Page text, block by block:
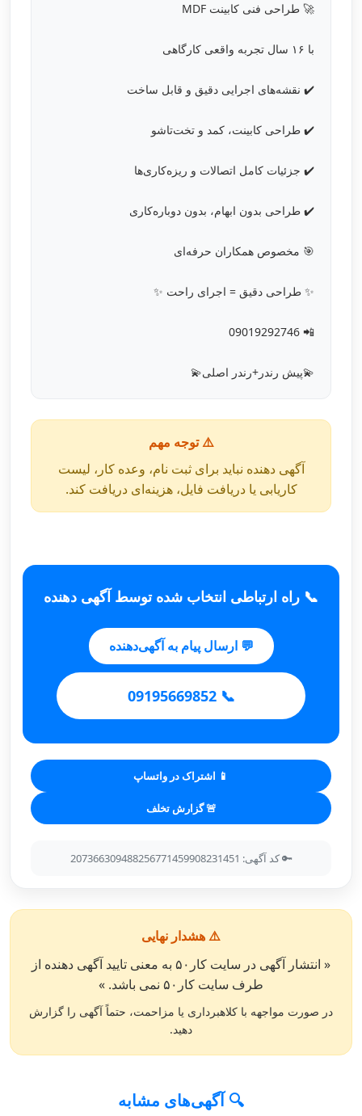
🚀 طراحی فنی کابینت MDF
با ۱۶ سال تجربه واقعی کارگاهی
✔️ نقشه‌های اجرایی دقیق و قابل ساخت
✔️ طراحی کابینت، کمد و تخت‌تاشو
✔️ جزئیات کامل اتصالات و ریزه‌کاری‌ها
✔️ طراحی بدون ابهام، بدون دوباره‌کاری
🎯 مخصوص همکاران حرفه‌ای
✨ طراحی دقیق = اجرای راحت ✨
📲 09019292746
💫پیش رندر+رندر اصلی💫
⚠️ توجه مهم
آگهی دهنده نباید برای ثبت نام، وعده کار، لیست
کاریابی یا دریافت فایل، هزینه‌ای دریافت کند.
📞 راه ارتباطی انتخاب شده توسط آگهی دهنده
💬 ارسال پیام به آگهی‌دهنده
📞 09195669852
📱 اشتراک در واتساپ
🚨 گزارش تخلف
🔑 کد آگهی: 207366309488256771459908231451
⚠️ هشدار نهایی
« انتشار آگهی در سایت کار۵۰ به معنی تایید آگهی دهنده از
طرف سایت کار۵۰ نمی باشد. »
در صورت مواجهه با کلاهبرداری یا مزاحمت، حتماً آگهی را گزارش
دهید.
🔍 آگهی‌های مشابه